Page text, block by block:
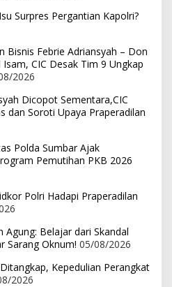
Surpres Pergantian Kapolri?
Bisnis Febrie Adriansyah – Don
CIC Desak Tim 9 Ungkap
2026
Dicopot Sementara,CIC
dan Soroti Upaya Praperadilan
Polda Sumbar Ajak
Pemutihan PKB 2026
Polri Hadapi Praperadilan
Belajar dari Skandal
Sarang Oknum! 05/08/2026
Kepedulian Perangkat
2026